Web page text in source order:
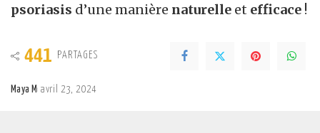
psoriasis d’une manière naturelle et efficace !
441 PARTAGES
Posted
Maya M avril 23, 2024